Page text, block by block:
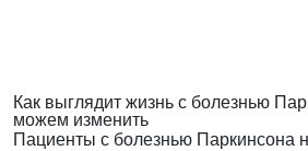
Как выглядит жизнь с болезнью
можем изменить
Пациенты с болезнью Паркинсона